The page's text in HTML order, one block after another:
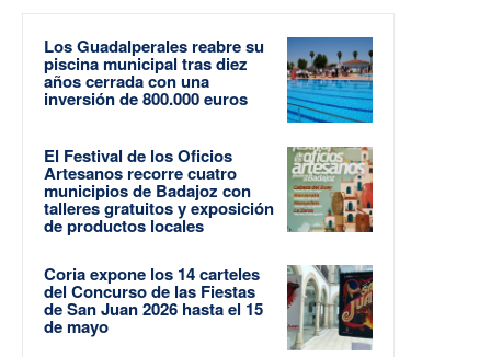
Los Guadalperales reabre su
piscina municipal tras diez
años cerrada con una
inversión de 800.000 euros
El Festival de los Oficios
Artesanos recorre cuatro
municipios de Badajoz con
talleres gratuitos y exposición
de productos locales
Coria expone los 14 carteles
del Concurso de las Fiestas
de San Juan 2026 hasta el 15
de mayo